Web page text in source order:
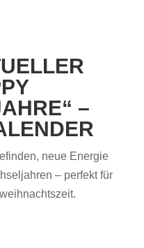
–
neue Energie
– perfekt für